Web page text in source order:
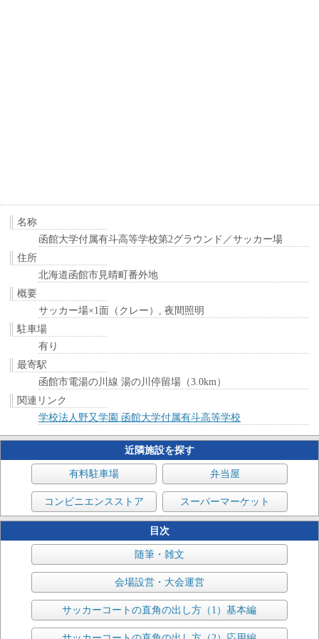
名称
函館大学付属有斗高等学校第2グラウンド／サッカー場
住所
北海道函館市見晴町番外地
概要
サッカー場×1面（クレー）, 夜間照明
駐車場
有り
最寄駅
函館市電湯の川線 湯の川停留場（3.0km）
関連リンク
学校法人野又学園 函館大学付属有斗高等学校
近隣施設を探す
有料駐車場 弁当屋
コンビニエンスストア スーパーマーケット
目次
随筆・雑文
会場設営・大会運営
サッカーコートの直角の出し方（1）基本編